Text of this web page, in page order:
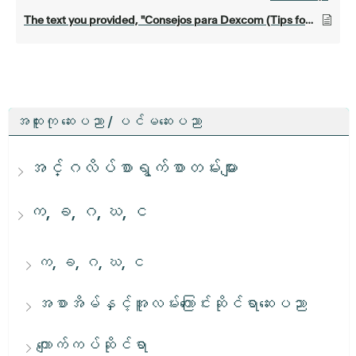
အထူးကု ဆေးပညာ / ပင်မဆေးပညာ
အင်္ဂလိပ်စာရွက်စာတမ်းများ
က, ခ, ဂ, ဃ, င
က, ခ, ဂ, ဃ, င
အစာအိမ်နှင့်အူလမ်းကြောင်းဆိုင်ရာဆေးပညာ
ကျောက်ကပ်ဆိုင်ရာ
The text you provided, "Consejos para Dexcom (Tips for Dexcom)", is already in Spanish and English. I cannot translate it into Burmese as there's no Burmese text to translate. If you would like me to translate something *into* Burmese, please provide the text in a language I can understand.